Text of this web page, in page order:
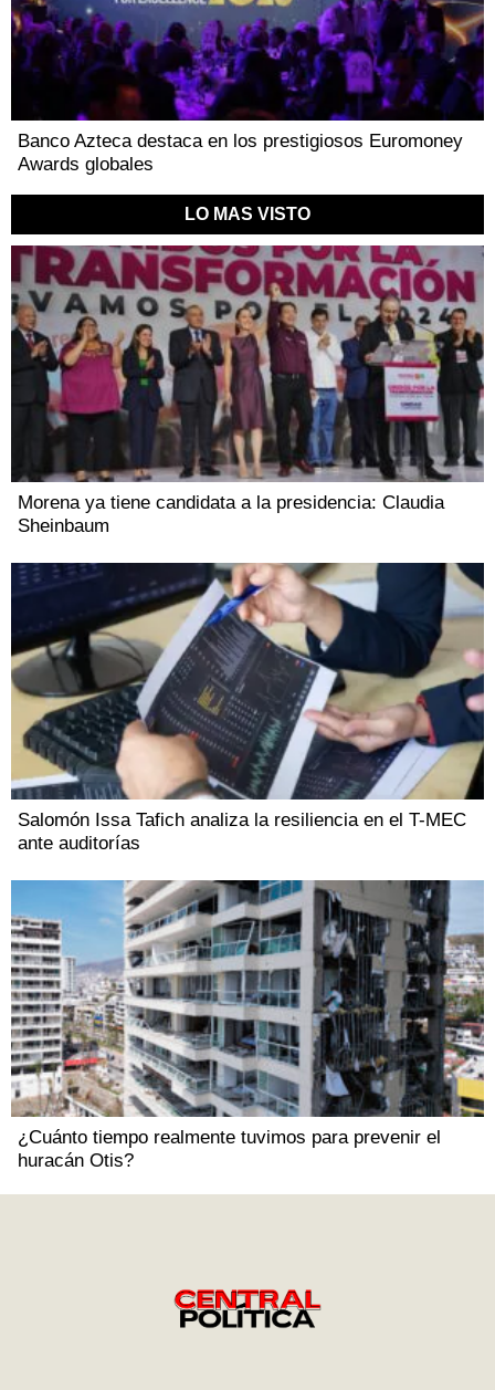
Banco Azteca destaca en los prestigiosos Euromoney
Awards globales
LO MAS VISTO
Morena ya tiene candidata a la presidencia: Claudia
Sheinbaum
Salomón Issa Tafich analiza la resiliencia en el T-MEC
ante auditorías
¿Cuánto tiempo realmente tuvimos para prevenir el
huracán Otis?